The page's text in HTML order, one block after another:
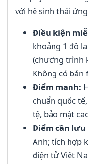
với hệ sinh thái
Điều kiện
khoảng 1 đô
(chương trình
Không có bản
Điểm mạnh:
chuẩn quốc
tệ, bảo mật
Điểm cần lưu
Anh; tích hợp
điện tử Việt